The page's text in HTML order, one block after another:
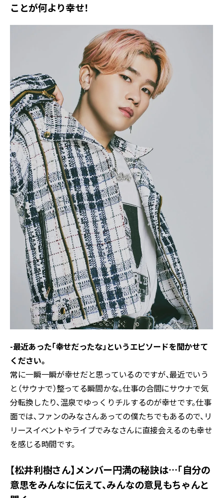
ことが何より幸せ！
-最近あった「幸せだったな」というエピソードを聞かせて
ください。
常に一瞬一瞬が幸せだと思っているのですが、最近でいう
と（サウナで）整ってる瞬間かな。仕事の合間にサウナで気
分転換したり、温泉でゆっくりチルするのが幸せです。仕事
面では、ファンのみなさんあっての僕たちでもあるので、リ
リースイベントやライブでみなさんに直接会えるのも幸せ
を感じる時間です。
【松井利樹さん】メンバー円満の秘訣は…「自分の
意思をみんなに伝えて、みんなの意見もちゃんと